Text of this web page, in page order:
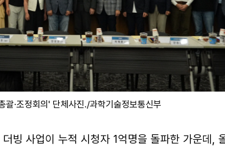
·조정회의' 단체사진./과학기술정보통신부
빙 사업이 누적 시청자 1억명을 돌파한 가운데,